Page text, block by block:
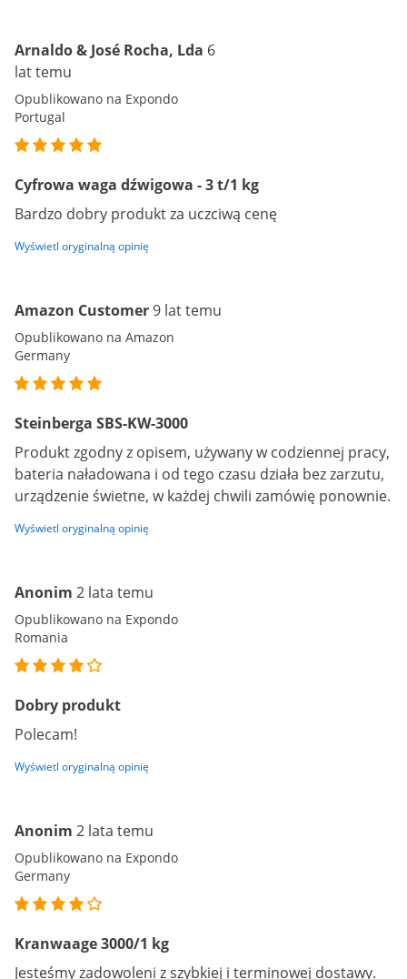
Arnaldo & José Rocha, Lda 6
lat temu
Opublikowano na Expondo
Portugal
Cyfrowa waga dźwigowa - 3 t/1 kg
Bardzo dobry produkt za uczciwą cenę
Wyświetl oryginalną opinię
Amazon Customer9 lat temu
Opublikowano na Amazon
Germany
Steinberga SBS-KW-3000
Produkt zgodny z opisem, używany w codziennej pracy,
bateria naładowana i od tego czasu działa bez zarzutu,
urządzenie świetne, w każdej chwili zamówię ponownie.
Wyświetl oryginalną opinię
Anonim 2 lata temu
Opublikowano na Expondo
Romania
Dobry produkt
Polecam!
Wyświetl oryginalną opinię
Anonim 2 lata temu
Opublikowano na Expondo
Germany
Kranwaage 3000/1 kg
Jesteśmy zadowoleni z szybkiej i terminowej dostawy.